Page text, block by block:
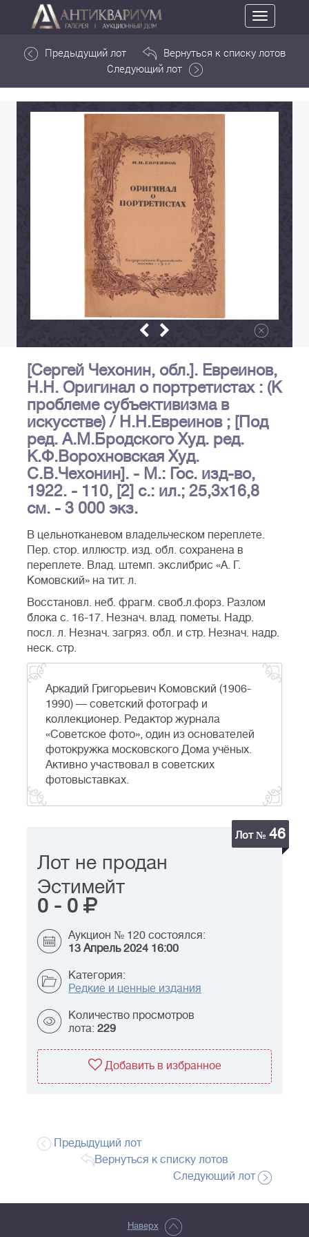
Toggle
navigation
Предыдущий лот
Вернуться к списку лотов
Следующий лот
[Сергей Чехонин, обл.]. Евреинов,
Н.Н. Оригинал о портретистах : (К
проблеме субъективизма в
искусстве) / Н.Н.Евреинов ; [Под
ред. А.М.Бродского Худ. ред.
К.Ф.Ворохновская Худ.
С.В.Чехонин]. - М.: Гос. изд-во,
1922. - 110, [2] с.: ил.; 25,3х16,8
см. - 3 000 экз.
В цельнотканевом владельческом переплете.
Пер. стор. иллюстр. изд. обл. сохранена в
переплете. Влад. штемп. экслибрис «А. Г.
Комовский» на тит. л.
Восстановл. неб. фрагм. своб.л.форз. Разлом
блока с. 16-17. Незнач. влад. пометы. Надр.
посл. л. Незнач. загряз. обл. и стр. Незнач. надр.
неск. стр.
Аркадий Григорьевич Комовский (1906-
1990) — советский фотограф и
коллекционер. Редактор журнала
«Советское фото», один из основателей
фотокружка московского Дома учёных.
Активно участвовал в советских
фотовыставках.
Лот № 46
Лот не продан
Эстимейт
0 - 0
Аукцион № 120 состоялся:
13 Апрель 2024 16:00
Категория:
Редкие и ценные издания
Количество просмотров
лота: 229
Добавить в избранное
Предыдущий лот
Вернуться к списку лотов
Следующий лот
Наверх